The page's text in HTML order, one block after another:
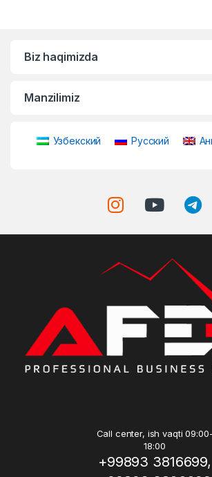
Biz haqimizda
Manzilimiz
Узбекский Русский
Call center, ish vaqti 09:00-
18:00
+99893 3816699,